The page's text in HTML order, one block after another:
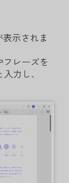
示されま
フレーズを
入力し、